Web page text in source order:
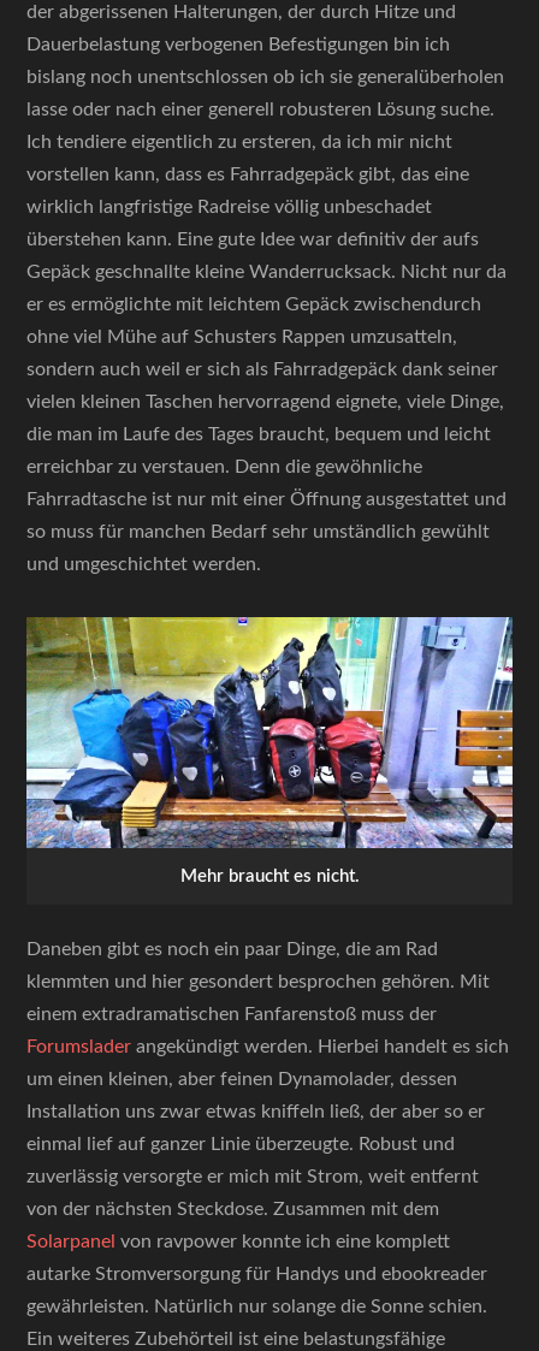
der abgerissenen Halterungen, der durch Hitze und
Dauerbelastung verbogenen Befestigungen bin ich
bislang noch unentschlossen ob ich sie generalüberholen
lasse oder nach einer generell robusteren Lösung suche.
Ich tendiere eigentlich zu ersteren, da ich mir nicht
vorstellen kann, dass es Fahrradgepäck gibt, das eine
wirklich langfristige Radreise völlig unbeschadet
überstehen kann. Eine gute Idee war definitiv der aufs
Gepäck geschnallte kleine Wanderrucksack. Nicht nur da
er es ermöglichte mit leichtem Gepäck zwischendurch
ohne viel Mühe auf Schusters Rappen umzusatteln,
sondern auch weil er sich als Fahrradgepäck dank seiner
vielen kleinen Taschen hervorragend eignete, viele Dinge,
die man im Laufe des Tages braucht, bequem und leicht
erreichbar zu verstauen. Denn die gewöhnliche
Fahrradtasche ist nur mit einer Öffnung ausgestattet und
so muss für manchen Bedarf sehr umständlich gewühlt
und umgeschichtet werden.
Mehr braucht es nicht.
Daneben gibt es noch ein paar Dinge, die am Rad
klemmten und hier gesondert besprochen gehören. Mit
einem extradramatischen Fanfarenstoß muss der
Forumslader angekündigt werden. Hierbei handelt es sich
um einen kleinen, aber feinen Dynamolader, dessen
Installation uns zwar etwas kniffeln ließ, der aber so er
einmal lief auf ganzer Linie überzeugte. Robust und
zuverlässig versorgte er mich mit Strom, weit entfernt
von der nächsten Steckdose. Zusammen mit dem
Solarpanel von ravpower konnte ich eine komplett
autarke Stromversorgung für Handys und ebookreader
gewährleisten. Natürlich nur solange die Sonne schien.
Ein weiteres Zubehörteil ist eine belastungsfähige